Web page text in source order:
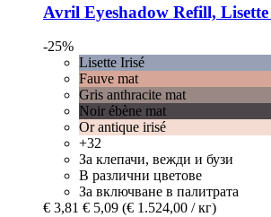
Avril Eyeshadow Refill,
-25%
Lisette Irisé
Fauve mat
Gris anthracite mat
Noir ébène mat
Or antique irisé
+32
За клепачи, вежди и бузи
В различни цветове
За включване в палитрата
€ 3,81 € 5,09 (€ 1.524,00 / кг)